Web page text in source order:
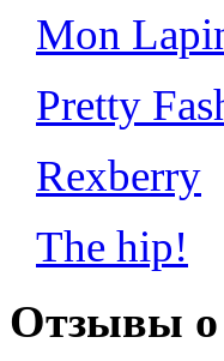
Mon
Pretty
Rexberry
The hip!
Отзывы о